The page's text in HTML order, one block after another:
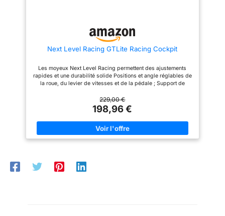
Next Level Racing GTLite Racing Cockpit
Les moyeux Next Level Racing permettent des ajustements
rapides et une durabilité solide Positions et angle réglables de
la roue, du levier de vitesses et de la pédale ; Support de
ou droit Siège Fabriqué avec un tissu hautement respirant
permettant un maximum de confort; Facile à ranger et portable
Solutions de montage dur pour roue, leviers de vitesses et
pédales pour les courses rigides Compatible avec tous les
principaux volants et pédales et pré-percé pour Logitech,
Thrustmaster, Fanatic
229,00 €
198,96 €